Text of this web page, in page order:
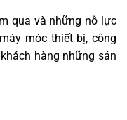
qua và những nỗ lực
móc thiết bị, công
hàng những sản